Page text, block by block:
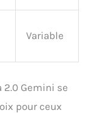
Variable
2.0 Gemini se
pour ceux